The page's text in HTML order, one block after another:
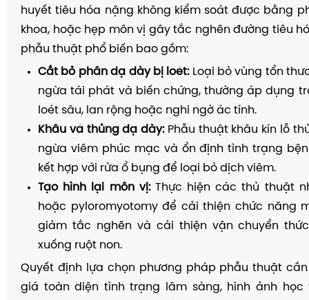
huyết tiêu hóa nặng không kiểm soát được bằng
khoa, hoặc hẹp môn vị gây tắc nghẽn đường tiêu
phẫu thuật phổ biến bao gồm:
Cắt bỏ phần dạ dày bị loét:Loại bỏ vùng tổn
ngừa tái phát và biến chứng, thường áp dụng
loét sâu, lan rộng hoặc nghi ngờ ác tính.
Khâu vá thủng dạ dày:Phẫu thuật khâu kín lỗ
ngừa viêm phúc mạc và ổn định tình trạng
kết hợp với rửa ổ bụng để loại bỏ dịch viêm.
Tạo hình lại môn vị:Thực hiện các thủ thuật
hoặc pyloromyotomy để cải thiện chức năng
giảm tắc nghẽn và cải thiện vận chuyển
xuống ruột non.
Quyết định lựa chọn phương pháp phẫu thuật
giá toàn diện tình trạng lâm sàng, hình ảnh học